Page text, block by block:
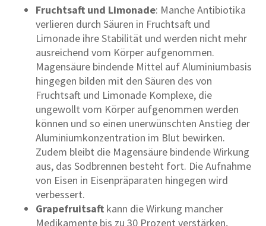
Fruchtsaft und Limonade: Manche Antibiotika
verlieren durch Säuren in Fruchtsaft und
Limonade ihre Stabilität und werden nicht mehr
ausreichend vom Körper aufgenommen.
Magensäure bindende Mittel auf Aluminiumbasis
hingegen bilden mit den Säuren des von
Fruchtsaft und Limonade Komplexe, die
ungewollt vom Körper aufgenommen werden
können und so einen unerwünschten Anstieg der
Aluminiumkonzentration im Blut bewirken.
Zudem bleibt die Magensäure bindende Wirkung
aus, das Sodbrennen besteht fort. Die Aufnahme
von Eisen in Eisenpräparaten hingegen wird
verbessert.
Grapefruitsaft kann die Wirkung mancher
Medikamente bis zu 30 Prozent verstärken,